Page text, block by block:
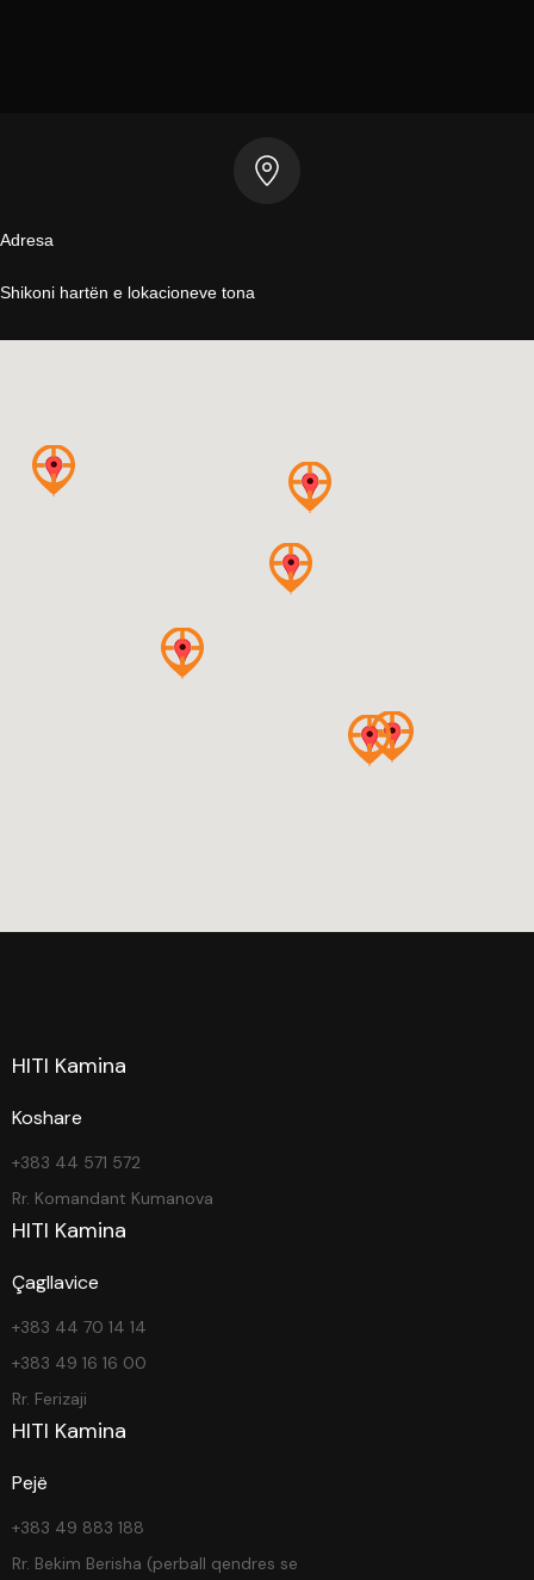
Adresa
Shikoni hartën e lokacioneve tona
HITI Kamina
Koshare
+383 44 571 572
Rr. Komandant Kumanova
HITI Kamina
Çagllavice
+383 44 70 14 14
+383 49 16 16 00
Rr. Ferizaji
HITI Kamina
Pejë
+383 49 883 188
Rr. Bekim Berisha (perball qendres se